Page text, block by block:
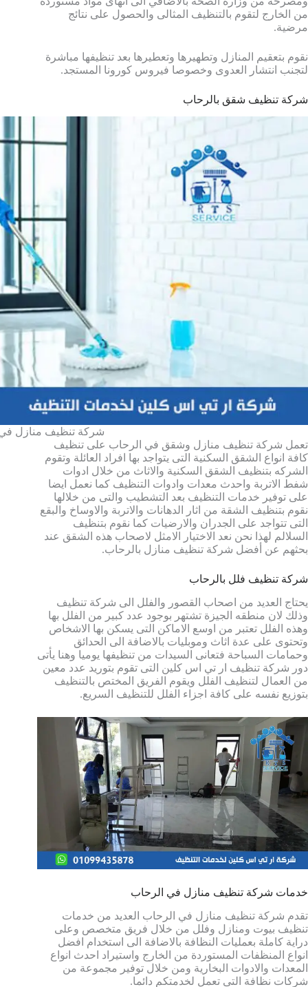
من الخارج لتقوم بالتنظيف المثالى والحصول على نتائج
مرضية.
نقوم بتعقيم المنازل وتطهيرها وتعطيرها بعد تنظيفها مباشرة
لتجنب انتشار العدوى وخصوصا فيروس كورونا المستجد.
شركة تنظيف شقق بالرحاب
شركة تنظيف منازل
تعمل شركة تنظيف منازل وشقق في الرحاب على تنظيف
كافة انواع الشقق السكنية التى يتواجد بها افراد العائلة وتقوم
الشركه بتنظيف الشقق السكنية والاثاث من خلال ادوات
شفط الاتربة واحدث معدات وادوات التنظيف كما نعمل ايضا
على توفير خدمات التنظيف بعد التشطيب والتى من خلالها
نقوم بتنظيف الشقة من اثار الدهانات والاتربة والاوساخ والبقع
التى تتواجد على الجدران والارضيات كما نقوم بتنظيف
السلالم لهذا نحن نعد الاختيار الامثل لاصحاب هذه الشقق عند
بحثهم عن أفضل شركة تنظيف منازل بالرحاب.
شركة تنظيف فلل بالرحاب
يحتاج العديد من اصحاب القصور والفلل الى شركة تنظيف
وذلك لان منطقه الجيزة تشتهر بوجود عدد كبير من الفلل بها
وهذه الفلل تعتبر من اوسع الاماكن التى يسكن بها الاشخاص
وتحتوى على عدة اثاث وموبليات بالاضافة الى الحدائق
وحمامات السباحة فتعانى السيدات من تنظيفها يوميا وهنا يأتى
دور شركة تنظيف ار تي اس كلين التى تقوم بتوريد عدد معين
من العمال لتنظيف الفلل ويقوم الفريق المختص بالتنظيف
بتوزيع نفسه على كافة اجزاء الفلل للتنظيف السريع.
خدمات شركة تنظيف منازل في الرحاب
تقدم شركة تنظيف منازل في الرحاب العديد من خدمات
تنظيف بيوت ومنازل وفلل من خلال فريق متخصص وعلى
دراية كاملة بعمليات النظافة بالاضافة الى استخدام افضل
انواع المنظفات المستوردة من الخارج واستيراد احدث انواع
المعدات والادوات البخارية ومن خلال توفير مجموعة من
شركات نظافة التى تعمل لخدمتكم دائما.